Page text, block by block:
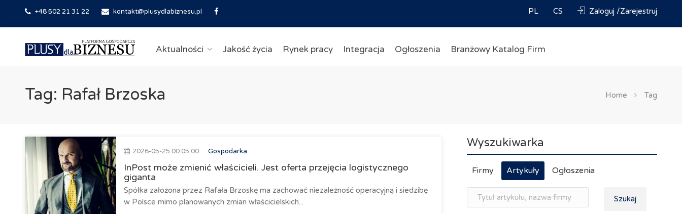
+48 502 21 31 22 kontakt@plusydlabiznesu.pl PL CS Zaloguj /Zarejestruj
Aktualności Jakość życia Rynek pracy Integracja Ogłoszenia Branżowy Katalog Firm
Tag: Rafał Brzoska Home Tag
2026-05-25 00:05:00 Gospodarka
InPost może zmienić właścicieli. Jest oferta przejęcia logistycznego
giganta
Spółka założona przez Rafała Brzoskę ma zachować niezależność operacyjną i siedzibę
w Polsce mimo planowanych zmian właścicielskich...
Wyszukiwarka
Firmy Artykuły Ogłoszenia
Szukaj